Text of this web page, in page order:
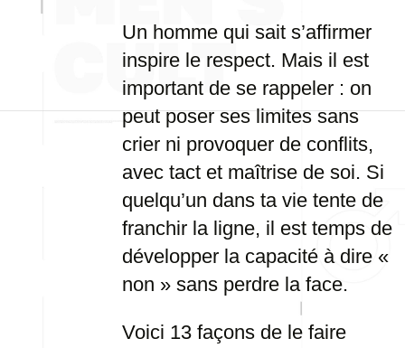
Un homme qui sait s’affirmer
inspire le respect. Mais il est
important de se rappeler : on
peut poser ses limites sans
crier ni provoquer de conflits,
avec tact et maîtrise de soi. Si
quelqu’un dans ta vie tente de
franchir la ligne, il est temps de
développer la capacité à dire «
non » sans perdre la face.
Voici 13 façons de le faire